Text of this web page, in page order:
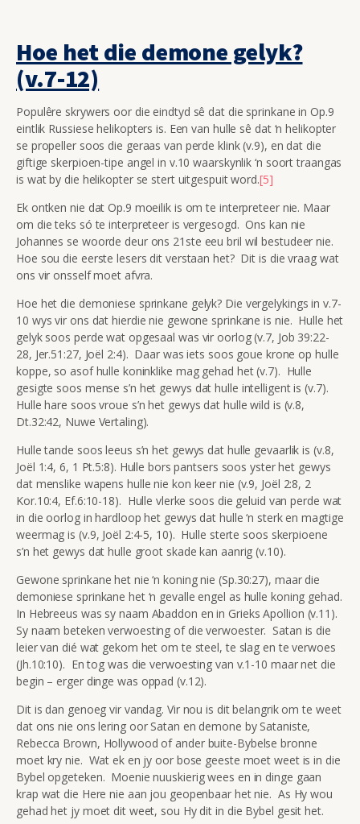
Hoe het die demone gelyk?
(v.7-12)
Populêre skrywers oor die eindtyd sê dat die sprinkane in Op.9
eintlik Russiese helikopters is. Een van hulle sê dat ‘n helikopter
se propeller soos die geraas van perde klink (v.9), en dat die
giftige skerpioen-tipe angel in v.10 waarskynlik ‘n soort traangas
is wat by die helikopter se stert uitgespuit word.[5]
Ek ontken nie dat Op.9 moeilik is om te interpreteer nie. Maar
om die teks só te interpreteer is vergesogd. Ons kan nie
Johannes se woorde deur ons 21ste eeu bril wil bestudeer nie.
Hoe sou die eerste lesers dit verstaan het? Dit is die vraag wat
ons vir onsself moet afvra.
Hoe het die demoniese sprinkane gelyk? Die vergelykings in v.7-
10 wys vir ons dat hierdie nie gewone sprinkane is nie. Hulle het
gelyk soos perde wat opgesaal was vir oorlog (v.7, Job 39:22-
28, Jer.51:27, Joël 2:4). Daar was iets soos goue krone op hulle
koppe, so asof hulle koninklike mag gehad het (v.7). Hulle
gesigte soos mense s’n het gewys dat hulle intelligent is (v.7).
Hulle hare soos vroue s’n het gewys dat hulle wild is (v.8,
Dt.32:42, Nuwe Vertaling).
Hulle tande soos leeus s’n het gewys dat hulle gevaarlik is (v.8,
Joël 1:4, 6, 1 Pt.5:8). Hulle bors pantsers soos yster het gewys
dat menslike wapens hulle nie kon keer nie (v.9, Joël 2:8, 2
Kor.10:4, Ef.6:10-18). Hulle vlerke soos die geluid van perde wat
in die oorlog in hardloop het gewys dat hulle ‘n sterk en magtige
weermag is (v.9, Joël 2:4-5, 10). Hulle sterte soos skerpioene
s’n het gewys dat hulle groot skade kan aanrig (v.10).
Gewone sprinkane het nie ‘n koning nie (Sp.30:27), maar die
demoniese sprinkane het ‘n gevalle engel as hulle koning gehad.
In Hebreeus was sy naam Abaddon en in Grieks Apollion (v.11).
Sy naam beteken verwoesting of die verwoester. Satan is die
leier van dié wat gekom het om te steel, te slag en te verwoes
(Jh.10:10). En tog was die verwoesting van v.1-10 maar net die
begin – erger dinge was oppad (v.12).
Dit is dan genoeg vir vandag. Vir nou is dit belangrik om te weet
dat ons nie ons lering oor Satan en demone by Sataniste,
Rebecca Brown, Hollywood of ander buite-Bybelse bronne
moet kry nie. Wat ek en jy oor bose geeste moet weet is in die
Bybel opgeteken. Moenie nuuskierig wees en in dinge gaan
krap wat die Here nie aan jou geopenbaar het nie. As Hy wou
gehad het jy moet dit weet, sou Hy dit in die Bybel gesit het.